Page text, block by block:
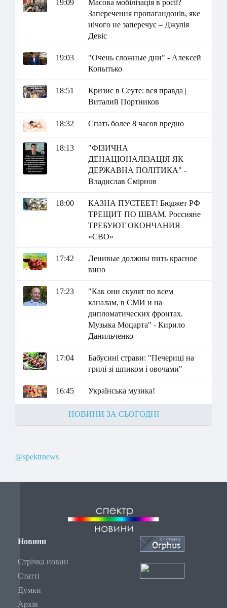
19:09
Масова мобілізація в росії?
Заперечення пропагандонів, яке
нічого не заперечує – Джулія
Девіс
19:03
"Очень сложные дни" - Алексей
Копытько
18:51
Кризис в Сеуте: вся правда |
Виталий Портников
18:32 Спать более 8 часов вредно
18:13
"ФІЗИЧНА
ДЕНАЦІОНАЛІЗАЦІЯ ЯК
ДЕРЖАВНА ПОЛІТИКА" -
Владислав Смірнов
18:00
КАЗНА ПУСТЕЕТ! Бюджет РФ
ТРЕЩИТ ПО ШВАМ. Россияне
ТРЕБУЮТ ОКОНЧАНИЯ
«СВО»
17:42
Ленивые должны пить красное
вино
17:23
"Как они скулят по всем
каналам, в СМИ и на
дипломатических фронтах.
Музыка Моцарта" - Кирило
Данильченко
17:04
Бабусині страви: "Печериці на
грилі зі шпиком і овочами"
16:45 Українська музика!
НОВИНИ ЗА СЬОГОДНІ
@spektrnews
Новини
Стрічка новин
Статті
Думки
Архів